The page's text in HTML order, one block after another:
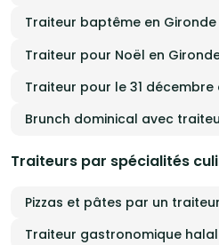
Traiteur baptême en Gironde
Traiteur pour Noël en
Traiteur pour le 31 décembre
Brunch dominical avec
Traiteurs par spécialités
Pizzas et pâtes par un
Traiteur gastronomique